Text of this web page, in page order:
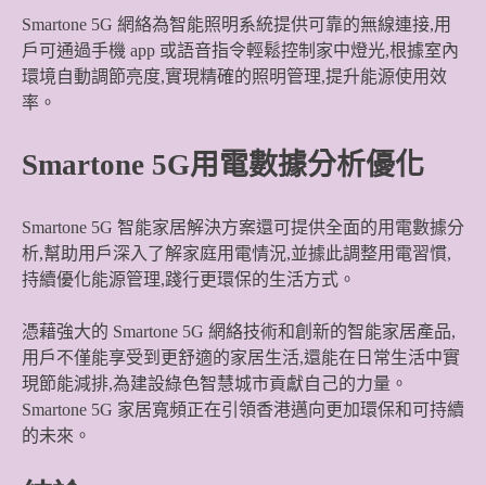
Smartone 5G 網絡為智能照明系統提供可靠的無線連接,用
戶可通過手機 app 或語音指令輕鬆控制家中燈光,根據室內
環境自動調節亮度,實現精確的照明管理,提升能源使用效
率。
Smartone 5G用電數據分析優化
Smartone 5G 智能家居解決方案還可提供全面的用電數據分
析,幫助用戶深入了解家庭用電情況,並據此調整用電習慣,
持續優化能源管理,踐行更環保的生活方式。
憑藉強大的 Smartone 5G 網絡技術和創新的智能家居產品,
用戶不僅能享受到更舒適的家居生活,還能在日常生活中實
現節能減排,為建設綠色智慧城市貢獻自己的力量。
Smartone 5G 家居寬頻正在引領香港邁向更加環保和可持續
的未來。